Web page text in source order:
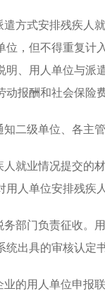
方式安排残疾人
位，但不得重复计
明、用人单位与派
动报酬和社会保险
二级单位、各主
人就业情况提交的
用人单位安排残疾
部门负责征收。
统出具的审核认定
的用人单位申报